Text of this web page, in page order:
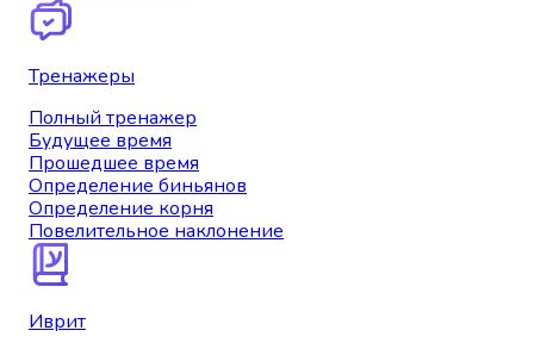
Тренажеры
Полный тренажер
Будущее время
Прошедшее время
Определение биньянов
Определение корня
Повелительное наклонение
Иврит